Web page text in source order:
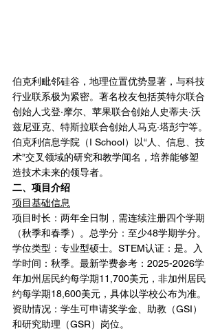
伯克利毗邻硅谷，地理位置优势显著，与科技
行业联系极为紧密。著名校友包括英特尔联合
创始人戈登·摩尔、苹果联合创始人史蒂夫·沃
兹尼亚克、特斯拉联合创始人马克·塔彭宁等。
伯克利信息学院（I School）以“人、信息、技
术”交叉领域的研究和教学闻名，培养能够塑
造技术未来的领导者。
二、项目介绍
项目基础信息
项目时长：两年全日制，需连续注册四个学期
（秋季和春季）。总学分：至少48学期学分。
学位类型：专业型硕士。STEM认证：是。入
学时间：秋季。最新学费参考：2025-2026学
年加州居民约每学期11,700美元，非加州居民
约每学期18,600美元，具体以学校公布为准。
资助情况：学生可申请奖学金、助教（GSI）
和研究助理（GSR）岗位。